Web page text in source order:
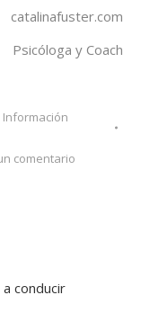
catalinafuster.com
Psicóloga y Coach
Información
comentario
conducir